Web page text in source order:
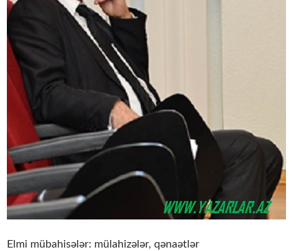
Elmi mübahisələr: mülahizələr, qənaətlər